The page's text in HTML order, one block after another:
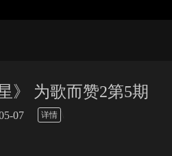
》 为歌而赞2第5期
07 详情